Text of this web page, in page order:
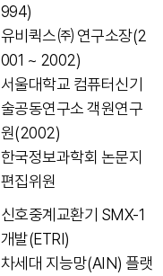
994)
유비퀵스㈜ 연구소장(2
001 ~ 2002)
서울대학교 컴퓨터신기
술공동연구소 객원연구
원(2002)
한국정보과학회 논문지
편집위원
신호중계교환기 SMX-1
개발(ETRI)
차세대 지능망(AIN) 플랫